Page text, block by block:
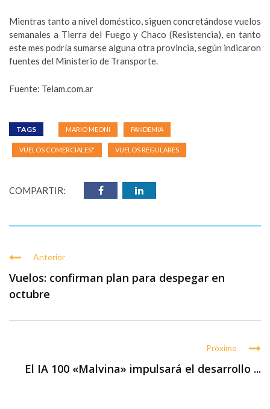
Mientras tanto a nivel doméstico, siguen concretándose vuelos
semanales a Tierra del Fuego y Chaco (Resistencia), en tanto
este mes podría sumarse alguna otra provincia, según indicaron
fuentes del Ministerio de Transporte.
Fuente: Telam.com.ar
TAGS MARIO MEONI PANDEMIA
VUELOS COMERCIALES" VUELOS REGULARES
COMPARTIR:
Anterior
Vuelos: confirman plan para despegar en
octubre
Próximo
El IA 100 «Malvina» impulsará el desarrollo ...